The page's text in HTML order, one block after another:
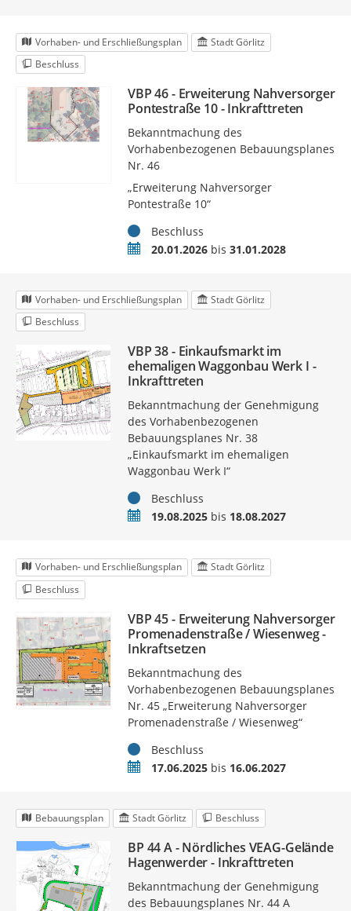
Vorhaben- und Erschließungsplan
Stadt Görlitz
Beschluss
VBP 46 - Erweiterung Nahversorger
Pontestraße 10 - Inkrafttreten
Bekanntmachung des
Vorhabenbezogenen Bebauungsplanes
Nr. 46
„Erweiterung Nahversorger
Pontestraße 10“
StatusBeschluss
Zeitraum20.01.2026bis 31.01.2028
Vorhaben- und Erschließungsplan
Stadt Görlitz
Beschluss
VBP 38 - Einkaufsmarkt im
ehemaligen Waggonbau Werk I -
Inkrafttreten
Bekanntmachung der Genehmigung
des Vorhabenbezogenen
Bebauungsplanes Nr. 38
„Einkaufsmarkt im ehemaligen
Waggonbau Werk I“
StatusBeschluss
Zeitraum19.08.2025bis 18.08.2027
Vorhaben- und Erschließungsplan
Stadt Görlitz
Beschluss
VBP 45 - Erweiterung Nahversorger
Promenadenstraße / Wiesenweg -
Inkraftsetzen
Bekanntmachung des
Vorhabenbezogenen Bebauungsplanes
Nr. 45 „Erweiterung Nahversorger
Promenadenstraße / Wiesenweg“
StatusBeschluss
Zeitraum17.06.2025bis 16.06.2027
Bebauungsplan Stadt Görlitz Beschluss
BP 44 A - Nördliches VEAG-Gelände
Hagenwerder - Inkrafttreten
Bekanntmachung der Genehmigung
des Bebauungsplanes Nr. 44 A